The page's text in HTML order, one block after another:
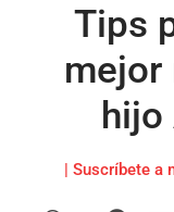
Tips
mejor
hijo
| Suscríbete a